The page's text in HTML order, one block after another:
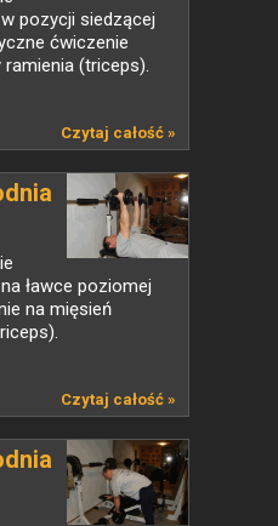
pozycji siedzącej
ćwiczenie
ramienia (triceps).
Czytaj całość »
ławce poziomej
na mięsień
Czytaj całość »